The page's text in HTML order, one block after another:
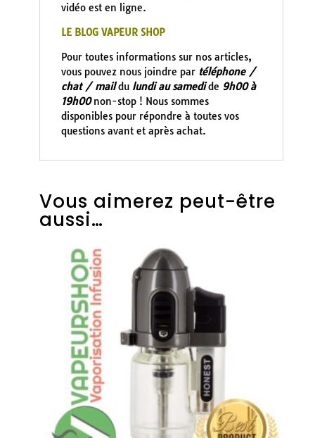
vidéo est en ligne.
LE BLOG VAPEUR SHOP
Pour toutes informations sur nos articles,
vous pouvez nous joindre par téléphone /
chat / maildu lundi au samedide 9h00 à
19h00non-stop ! Nous sommes
disponibles pour répondre à toutes vos
questions avant et après achat.
Vous aimerez peut-être
aussi…